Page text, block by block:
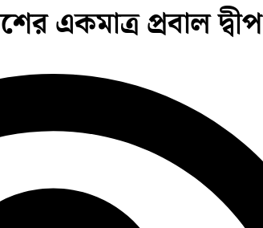
একমাত্র প্রবাল দ্বীপ